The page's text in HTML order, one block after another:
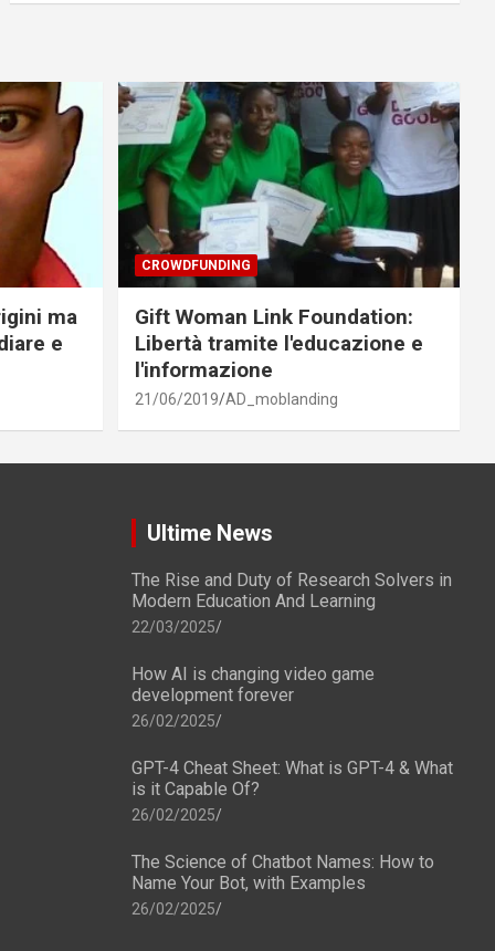
ma
e
CROWDFUNDING
Gift Woman Link Foundation:
Libertà tramite l'educazione e
l'informazione
21/06/2019 AD_moblanding
Ultime News
The Rise and Duty of Research Solvers in
Modern Education And Learning
22/03/2025
How AI is changing video game
development forever
26/02/2025
GPT-4 Cheat Sheet: What is GPT-4 & What
is it Capable Of?
26/02/2025
The Science of Chatbot Names: How to
Name Your Bot, with Examples
26/02/2025